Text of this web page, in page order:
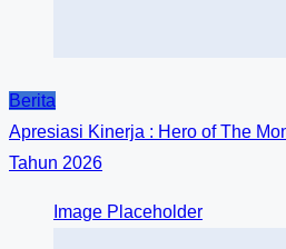
Berita
Apresiasi Kinerja : Hero of The
Tahun 2026
Image Placeholder